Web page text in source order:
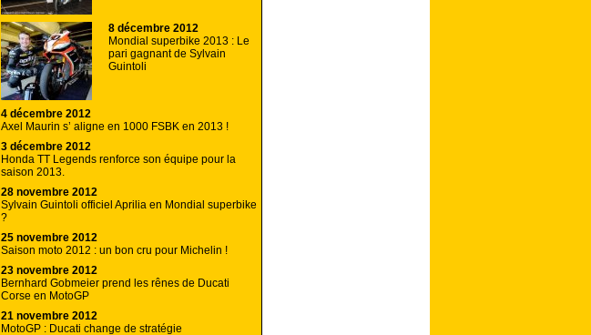
8 décembre 2012
Mondial superbike 2013 : Le
pari gagnant de Sylvain
Guintoli
4 décembre 2012
Axel Maurin s’ aligne en 1000 FSBK en 2013 !
3 décembre 2012
Honda TT Legends renforce son équipe pour la
saison 2013.
28 novembre 2012
Sylvain Guintoli officiel Aprilia en Mondial superbike
?
25 novembre 2012
Saison moto 2012 : un bon cru pour Michelin !
23 novembre 2012
Bernhard Gobmeier prend les rênes de Ducati
Corse en MotoGP
21 novembre 2012
MotoGP : Ducati change de stratégie